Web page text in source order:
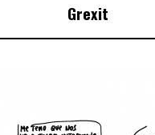
Grexit